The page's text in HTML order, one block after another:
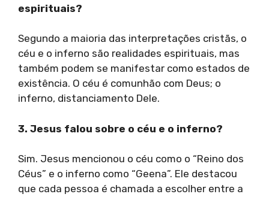
espirituais?
Segundo a maioria das interpretações cristãs, o
céu e o inferno são realidades espirituais, mas
também podem se manifestar como estados de
existência. O céu é comunhão com Deus; o
inferno, distanciamento Dele.
3. Jesus falou sobre o céu e o inferno?
Sim. Jesus mencionou o céu como o “Reino dos
Céus” e o inferno como “Geena”. Ele destacou
que cada pessoa é chamada a escolher entre a